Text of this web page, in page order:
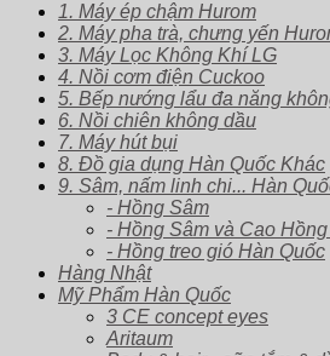
1. Máy ép chậm Hurom
2. Máy pha trà, chưng yến
3. Máy Lọc Không Khí LG
4. Nồi cơm điện Cuckoo
5. Bếp nướng lẩu đa năng
6. Nồi chiên không dầu
7. Máy hút bụi
8. Đồ gia dụng Hàn Quốc Khác
9. Sâm, nấm linh chi... Hàn
- Hồng Sâm
- Hồng Sâm và Cao
- Hồng treo gió Hàn Quốc
Hàng Nhật
Mỹ Phẩm Hàn Quốc
3 CE concept eyes
Aritaum